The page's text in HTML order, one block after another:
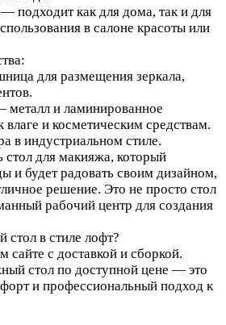
как для дома, так и для
в салоне красоты или
для размещения зеркала,
и ламинированное
и косметическим средствам.
в индустриальном стиле.
стол для макияжа, который
и будет радовать своим дизайном,
решение. Это не просто стол
рабочий центр для создания
в стиле лофт?
сайте с доставкой и сборкой.
стол по доступной цене — это
и профессиональный подход к